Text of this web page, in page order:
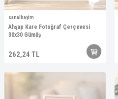
sanalbayim
Ahşap Kare Fotoğraf Çerçevesi
30x30 Gümüş
262,24 TL